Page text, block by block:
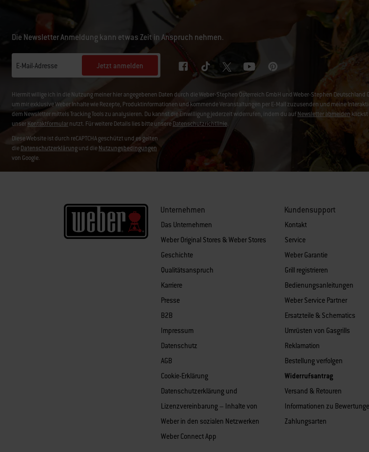
Die Newsletter Anmeldung kann etwas Zeit in Anspruch nehmen.
E-Mail-Adresse Jetzt anmelden
Hiermit willige ich in die Nutzung meiner hier angegebenen Daten durch die Weber-Stephen Österreich GmbH und Weber-Stephen Deutschland
um mir exklusive Weber Inhalte wie Rezepte, Produktinformationen und kommende Veranstaltungen per E-Mail zuzusenden und meine
dem Newsletter mittels Tracking Tools zu analysieren. Du kannst die Einwilligung jederzeit widerrufen, indem du aufNewsletter abmelden klickst
unserKontaktformularnutzt. Für weitere Details lies bitte unsereDatenschutzrichtlinie.
Diese Website ist durch reCAPTCHA geschützt und es gelten
dieDatenschutzerklärungund dieNutzungsbedingungen
von Google.
Unternehmen
Das Unternehmen
Weber Original Stores & Weber Stores
Geschichte
Qualitätsanspruch
Karriere
Presse
B2B
Impressum
Datenschutz
AGB
Cookie-Erklärung
Datenschutzerklärung und
Lizenzvereinbarung – Inhalte von
Weber in den sozialen Netzwerken
Weber Connect App
Kundensupport
Kontakt
Service
Weber Garantie
Grill registrieren
Bedienungsanleitungen
Weber Service Partner
Ersatzteile & Schematics
Umrüsten von Gasgrills
Reklamation
Bestellung verfolgen
Widerrufsantrag
Versand & Retouren
Informationen zu
Zahlungsarten